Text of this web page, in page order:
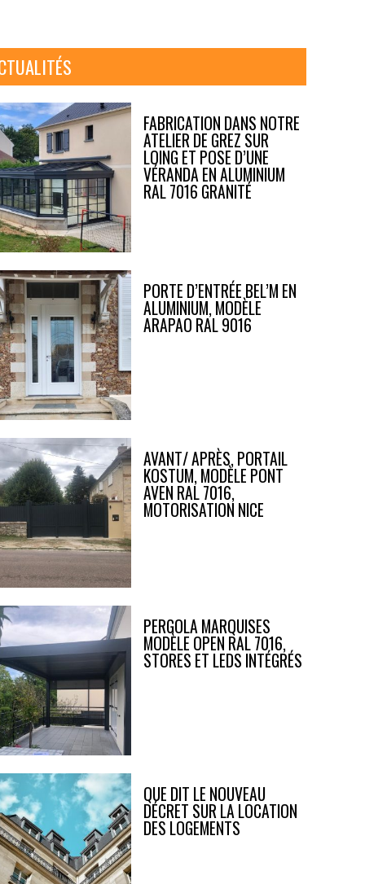
FABRICATION DANS NOTRE
ATELIER DE GREZ SUR
LOING ET POSE D’UNE
VÉRANDA EN ALUMINIUM
RAL 7016 GRANITÉ
PORTE D’ENTRÉE BEL’M EN
ALUMINIUM, MODÈLE
ARAPAO RAL 9016
AVANT/ APRÈS, PORTAIL
KOSTUM, MODÈLE PONT
AVEN RAL 7016,
MOTORISATION NICE
PERGOLA MARQUISES
MODÈLE OPEN RAL 7016,
STORES ET LEDS INTÉGRÉS
QUE DIT LE NOUVEAU
DÉCRET SUR LA LOCATION
DES LOGEMENTS